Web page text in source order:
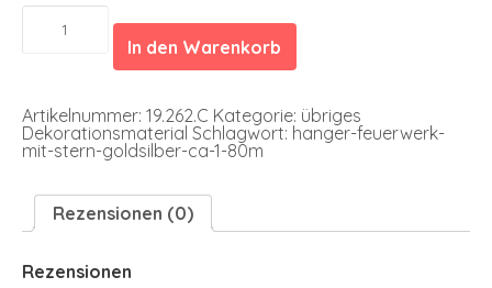
Hänger
Feuerwerk
mit
1.80m
Menge
In den Warenkorb
Artikelnummer: 19.262.C Kategorie: übriges
Dekorationsmaterial Schlagwort: hanger-feuerwerk-
mit-stern-goldsilber-ca-1-80m
Rezensionen (0)
Rezensionen